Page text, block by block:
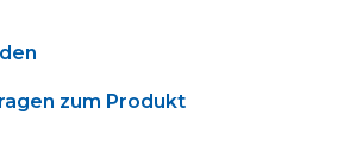
zum Produkt